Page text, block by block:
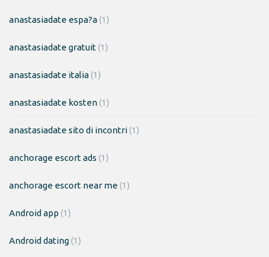
anastasiadate espa?a(1)
anastasiadate gratuit(1)
anastasiadate italia(1)
anastasiadate kosten(1)
anastasiadate sito di incontri(1)
anchorage escort ads (1)
anchorage escort near me(1)
Android app (1)
Android dating(1)